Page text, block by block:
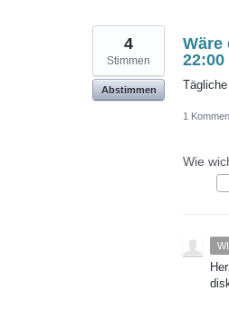
Wäre
4
Stimmen
Abstimmen
1
Wie